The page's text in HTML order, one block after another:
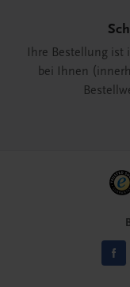
Ihre Bestellung ist
bei Ihnen